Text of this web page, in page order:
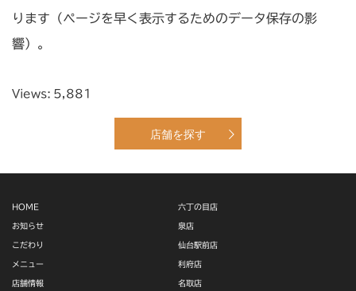
ります（ページを早く表示するためのデータ保存の影
響）。
Views: 5,881
店舗を探す
HOME
お知らせ
こだわり
メニュー
店舗情報
六丁の目店
泉店
仙台駅前店
利府店
名取店